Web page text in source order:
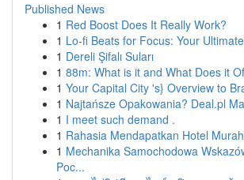
Published News
1 Red Boost Does It Really Work?
1 Lo-fi Beats for Focus: Your
1 Dereli Şifalı Suları
1 88m: What is it and What Does it
1 Your Capital City 's} Overview to
1 Najtańsze Opakowania? Deal.pl
1 I meet such demand .
1 Rahasia Mendapatkan Hotel
1 Mechanika Samochodowa
Poc...